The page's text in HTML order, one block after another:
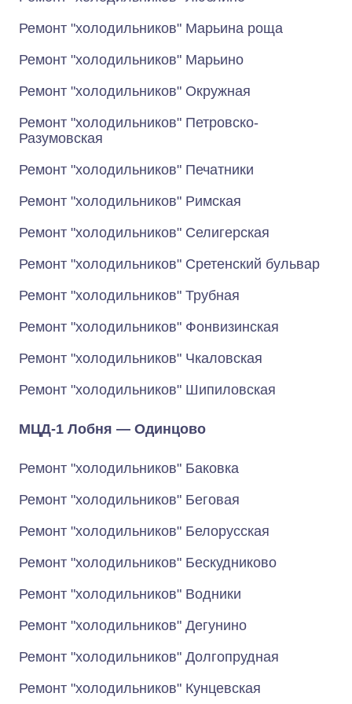
Ремонт "холодильников" Марьина роща
Ремонт "холодильников" Марьино
Ремонт "холодильников" Окружная
Ремонт "холодильников" Петровско-
Разумовская
Ремонт "холодильников" Печатники
Ремонт "холодильников" Римская
Ремонт "холодильников" Селигерская
Ремонт "холодильников" Сретенский бульвар
Ремонт "холодильников" Трубная
Ремонт "холодильников" Фонвизинская
Ремонт "холодильников" Чкаловская
Ремонт "холодильников" Шипиловская
МЦД-1 Лобня — Одинцово
Ремонт "холодильников" Баковка
Ремонт "холодильников" Беговая
Ремонт "холодильников" Белорусская
Ремонт "холодильников" Бескудниково
Ремонт "холодильников" Водники
Ремонт "холодильников" Дегунино
Ремонт "холодильников" Долгопрудная
Ремонт "холодильников" Кунцевская